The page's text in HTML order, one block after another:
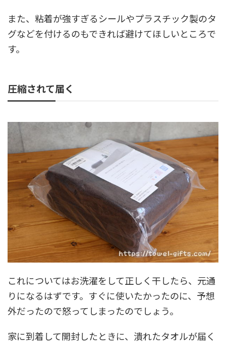
また、粘着が強すぎるシールやプラスチック製のタ
グなどを付けるのもできれば避けてほしいところで
す。
圧縮されて届く
これについてはお洗濯をして正しく干したら、元通
りになるはずです。すぐに使いたかったのに、予想
外だったので怒ってしまったのでしょう。
家に到着して開封したときに、潰れたタオルが届く